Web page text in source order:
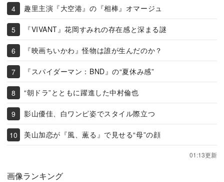
趣里主演『大空港』の『相棒』オマージュ
『VIVANT』花岡すみれの存在感と深まる謎
『映画ちいかわ』怪物は誰が生んだのか？
『スパイダーマン：BND』の“夏休み感”
“朝ドラ”とともに躍進した中村倫也
影山優佳、白ワンピ姿でスタイル際立つ
美山加恋が『風、薫る』で見せる“母”の顔
01:13更新
画像ランキング